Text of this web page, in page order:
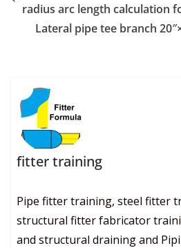
radius arc length calculation
Lateral pipe tee branch
fitter training
Pipe fitter training, steel fitter
structural fitter fabricator
and structural draining and